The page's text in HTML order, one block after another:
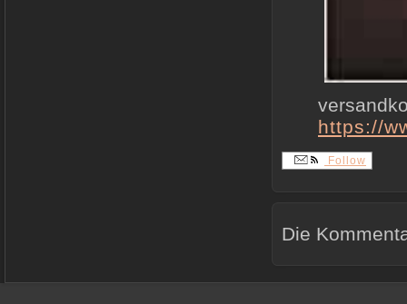
https://
Follow
Die